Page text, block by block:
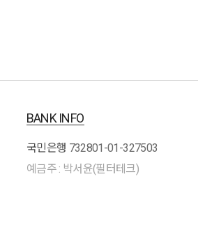
BANK INFO
국민은행 732801-01-327503
예금주 : 박서윤(필터테크)